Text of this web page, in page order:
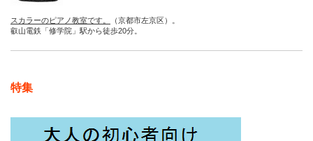
スカラーのピアノ教室です。
（京都市左京区）。
叡山電鉄「修学院」駅から徒歩20分。
特集